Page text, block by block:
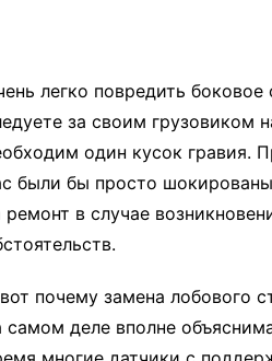
легко повредить боковое
за своим грузовиком
один кусок гравия.
были бы просто
ремонт в случае
почему замена лобового
самом деле вполне